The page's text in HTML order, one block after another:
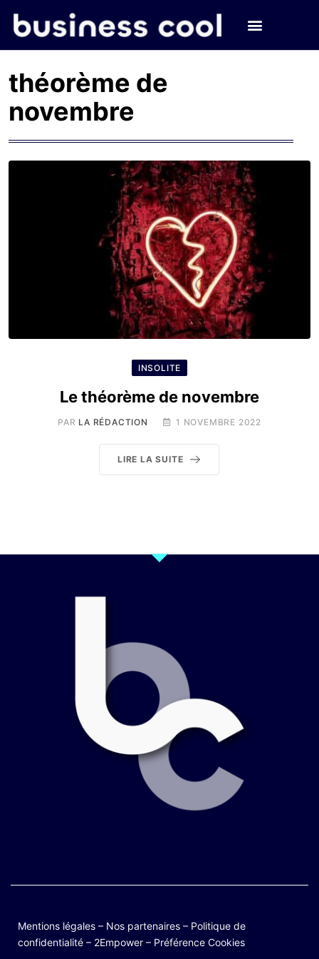
théorème de
novembre
INSOLITE
Le théorème de novembre
PAR LA RÉDACTION 1 NOVEMBRE 2022
LIRE LA SUITE
Mentions légales – Nos partenaires – Politique de
confidentialité – 2Empower – Préférence Cookies